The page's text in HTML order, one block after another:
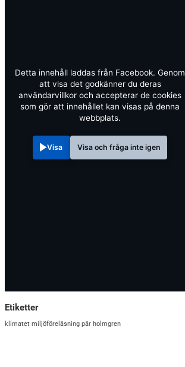
Detta innehåll laddas från Facebook. Genom
att visa det godkänner du deras
användarvillkor och accepterar de cookies
som gör att innehållet kan visas på denna
webbplats.
Visa Visa och fråga inte igen
Etiketter
klimatet miljöföreläsning pär holmgren